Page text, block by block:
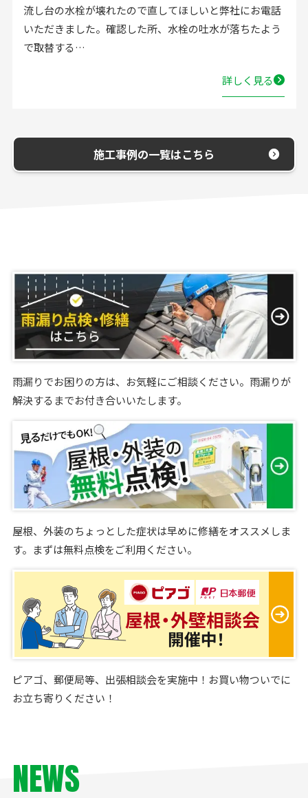
流し台の水栓が壊れたので直してほしいと弊社にお電話
いただきました。確認した所、水栓の吐水が落ちたよう
で取替する…
詳しく見る
施工事例の一覧はこちら
雨漏りでお困りの方は、お気軽にご相談ください。雨漏りが
解決するまでお付き合いいたします。
屋根、外装のちょっとした症状は早めに修繕をオススメしま
す。まずは無料点検をご利用ください。
ピアゴ、郵便局等、出張相談会を実施中！お買い物ついでに
お立ち寄りください！
NEWS